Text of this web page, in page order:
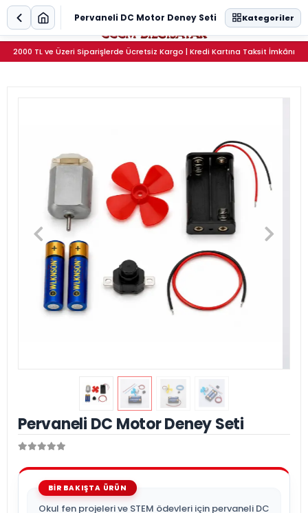
2000 TL ve Üzeri Siparişlerde Ücretsiz Kargo | Kredi Kartına Taksit İmkânı
0
Pervaneli DC Motor Deney Seti
Okul fen projeleri ve STEM ödevleri için pervaneli DC
Pervaneli DC Motor Deney Seti Kategoriler